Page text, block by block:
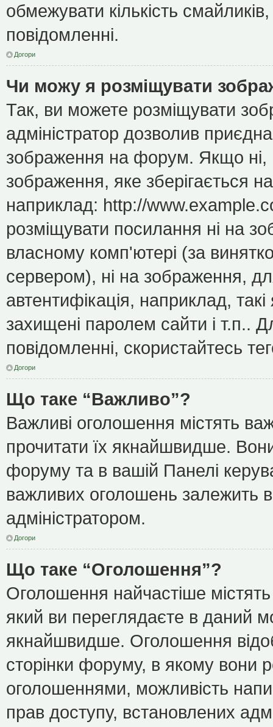
обмежувати кількість
повідомленні.
Догори
Чи можу я розміщувати
Так, ви можете розміщувати
адміністратор дозволив
зображення на форум. Якщо ні,
зображення, яке зберігається
наприклад: http://
розміщувати посилання ні на
власному комп'ютері (за
сервером), ні на зображення,
автентифікація, наприклад,
захищені паролем сайти і т.п..
повідомленні, скористайтесь
Догори
Що таке “Важливо”?
Важливі оголошення містять
прочитати їх якнайшвидше.
форуму та в вашій Панелі
важливих оголошень залежить
адміністратором.
Догори
Що таке “Оголошення”?
Оголошення найчастіше
який ви переглядаєте в даний
якнайшвидше. Оголошення
сторінки форуму, в якому вони
оголошеннями, можливість
прав доступу, встановлених